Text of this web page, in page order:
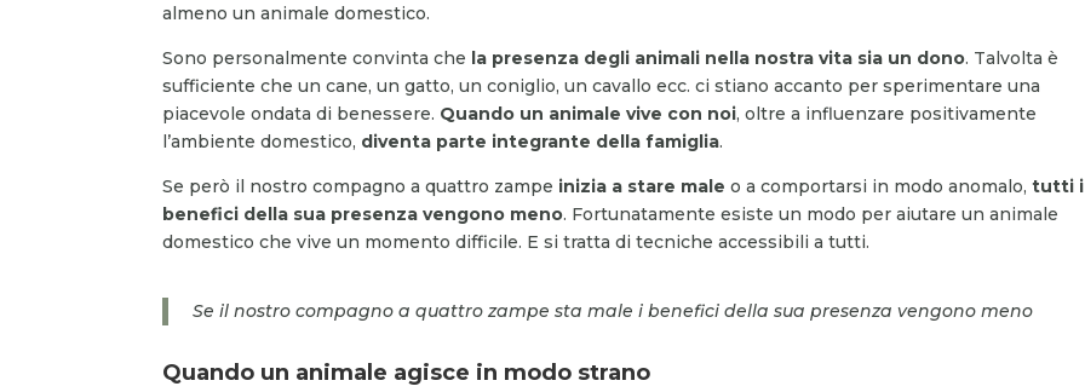
almeno un animale domestico.
Sono personalmente convinta che la presenza degli animali nella nostra vita sia un dono. Talvolta è
sufficiente che un cane, un gatto, un coniglio, un cavallo ecc. ci stiano accanto per sperimentare una
piacevole ondata di benessere. Quando un animale vive con noi, oltre a influenzare positivamente
l’ambiente domestico, diventa parte integrante della famiglia.
Se però il nostro compagno a quattro zampe inizia a stare male o a comportarsi in modo anomalo,tutti i
benefici della sua presenza vengono meno. Fortunatamente esiste un modo per aiutare un animale
domestico che vive un momento difficile. E si tratta di tecniche accessibili a tutti.
Se il nostro compagno a quattro zampe sta male i benefici della sua presenza vengono meno
Quando un animale agisce in modo strano